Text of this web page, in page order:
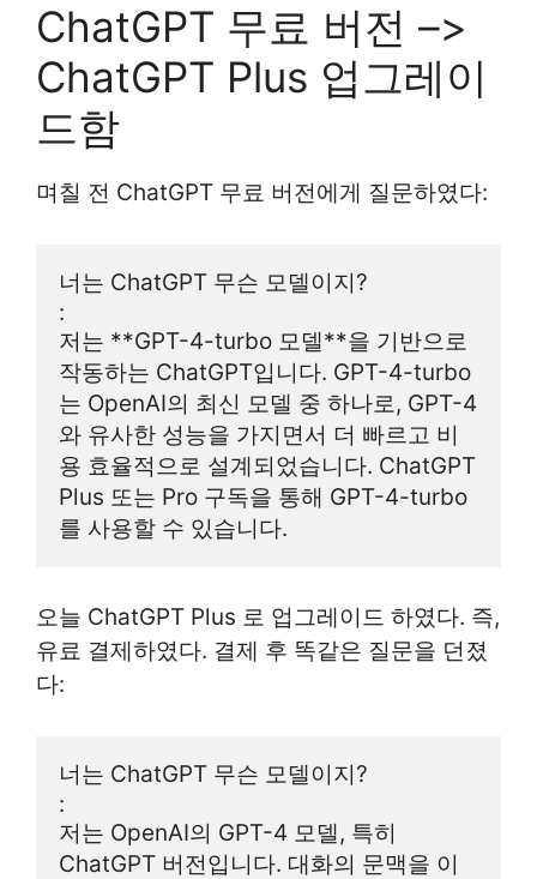
ChatGPT 무료 버전 –>
ChatGPT Plus 업그레이
드함
며칠 전 ChatGPT 무료 버전에게 질문하였다:
너는 ChatGPT 무슨 모델이지?
:
저는 **GPT-4-turbo 모델**을 기반으로
작동하는 ChatGPT입니다. GPT-4-turbo
는 OpenAI의 최신 모델 중 하나로, GPT-4
와 유사한 성능을 가지면서 더 빠르고 비
용 효율적으로 설계되었습니다. ChatGPT
Plus 또는 Pro 구독을 통해 GPT-4-turbo
를 사용할 수 있습니다.
오늘 ChatGPT Plus 로 업그레이드 하였다. 즉,
유료 결제하였다. 결제 후 똑같은 질문을 던졌
다:
너는 ChatGPT 무슨 모델이지?
:
저는 OpenAI의 GPT-4 모델, 특히
ChatGPT 버전입니다. 대화의 문맥을 이